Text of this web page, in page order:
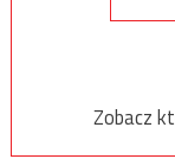
Zobacz